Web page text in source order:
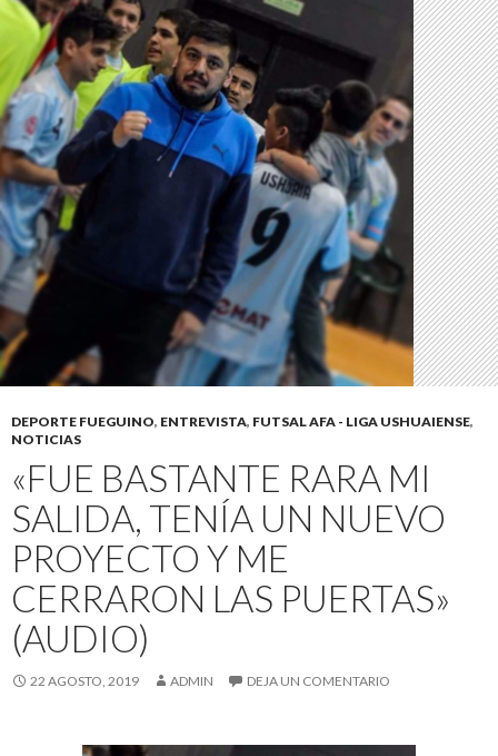
DEPORTE FUEGUINO, ENTREVISTA, FUTSAL AFA - LIGA USHUAIENSE,
NOTICIAS
«FUE BASTANTE RARA MI
SALIDA, TENÍA UN NUEVO
PROYECTO Y ME
CERRARON LAS PUERTAS»
(AUDIO)
22 AGOSTO, 2019 ADMIN DEJA UN COMENTARIO